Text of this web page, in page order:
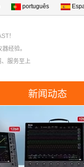
português
！
经验。
服务至上
新闻动态